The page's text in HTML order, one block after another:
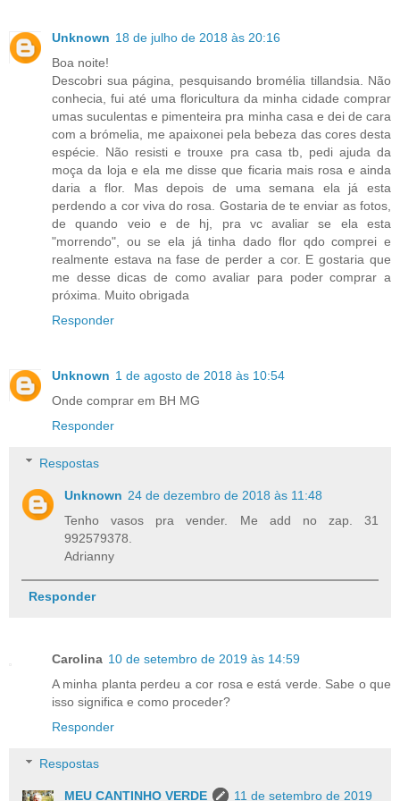
Unknown 18 de julho de 2018 às 20:16
Boa noite!
Descobri sua página, pesquisando bromélia tillandsia. Não
conhecia, fui até uma floricultura da minha cidade comprar
umas suculentas e pimenteira pra minha casa e dei de cara
com a brómelia, me apaixonei pela bebeza das cores desta
espécie. Não resisti e trouxe pra casa tb, pedi ajuda da
moça da loja e ela me disse que ficaria mais rosa e ainda
daria a flor. Mas depois de uma semana ela já esta
perdendo a cor viva do rosa. Gostaria de te enviar as fotos,
de quando veio e de hj, pra vc avaliar se ela esta
"morrendo", ou se ela já tinha dado flor qdo comprei e
realmente estava na fase de perder a cor. E gostaria que
me desse dicas de como avaliar para poder comprar a
próxima. Muito obrigada
Responder
Unknown 1 de agosto de 2018 às 10:54
Onde comprar em BH MG
Responder
Respostas
Unknown 24 de dezembro de 2018 às 11:48
Tenho vasos pra vender. Me add no zap. 31
992579378.
Adrianny
Responder
Carolina 10 de setembro de 2019 às 14:59
A minha planta perdeu a cor rosa e está verde. Sabe o que
isso significa e como proceder?
Responder
Respostas
MEU CANTINHO VERDE 11 de setembro de 2019